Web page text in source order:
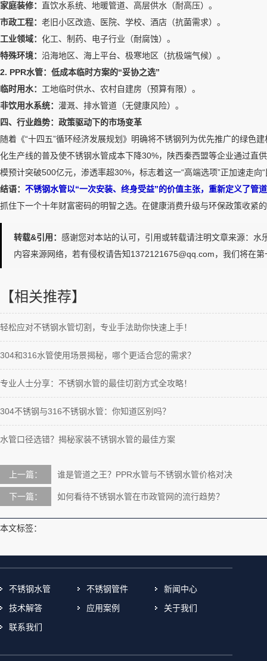
家庭装修： 直饮水系统、地暖管道、高层供水（耐高压）。
市政工程： 老旧小区改造、医院、学校、酒店（抗菌需求）。
工业领域： 化工、制药、电子行业（耐腐蚀）。
特殊环境： 沿海地区、海上平台、极寒地区（抗极端气候）。
2. PPR水管：低成本临时方案的“妥协之选”
临时用水： 工地临时供水、农村自建房（预算有限）。
非饮用水系统： 灌溉、排水管道（无健康风险）。
四、行业趋势：政策驱动下的市场变革
随着《“十四五”循环经济发展规划》明确将不锈钢列为优先推广的绿色
化生产线的普及使不锈钢水管成本下降30%，陕西秦西盟等企业通过直
模预计突破500亿元，渗透率超30%，标志着这一“高端选项”正加速走向“
结语： 不锈钢水管以“一次安装、终身受益”的价值主张，重新定义了管
抓住下一个十年财富密码的明智之选。在健康消费升级与环保政策收紧
转载&引用： 感谢您对本站的认可，引用或转载请注明文章来源：
内容来源网络，若有侵权请告知1372121675@qq.com，我们将在第
【相关推荐】
轻松应对不锈钢水管切割，专业手法助你快速上手！
304和316水管使用场景揭秘，哪个更适合您的需求？
专业人士分享：不锈钢水管的最佳切割方式全攻略！
304不锈钢与316不锈钢水管：你知道区别吗？
水管口径选错？揭秘家装不锈钢水管的最佳方案
上一篇： 谁是管道之王？PPR水管与不锈钢水管价格对决
下一篇： 如何看待不锈钢水管在市政管网的流行趋势？
本文标签：
不锈钢水管 不锈钢管件
新闻中心
技术解答
应用案例
关于我们
联系我们